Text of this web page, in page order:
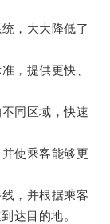
，大大降低了
，提供更快、
同区域，快速
使乘客能够更
，并根据乘客
达目的地。